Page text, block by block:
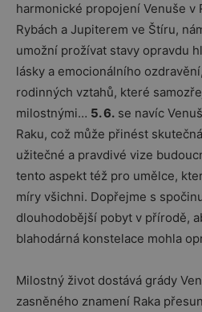
harmonické propojení Venuše v
Rybách a Jupiterem ve Štíru,
umožní prožívat stavy opravdu
lásky a emocionálního
rodinných vztahů, které
milostnými… 5. 6. se navíc
Raku, což může přinést
užitečné a pravdivé vize
tento aspekt též pro umělce,
míry všichni. Dopřejme s
dlouhodobější pobyt v přírodě,
blahodárná konstelace mohla
Milostný život dostává grády
zasněného znamení Raka